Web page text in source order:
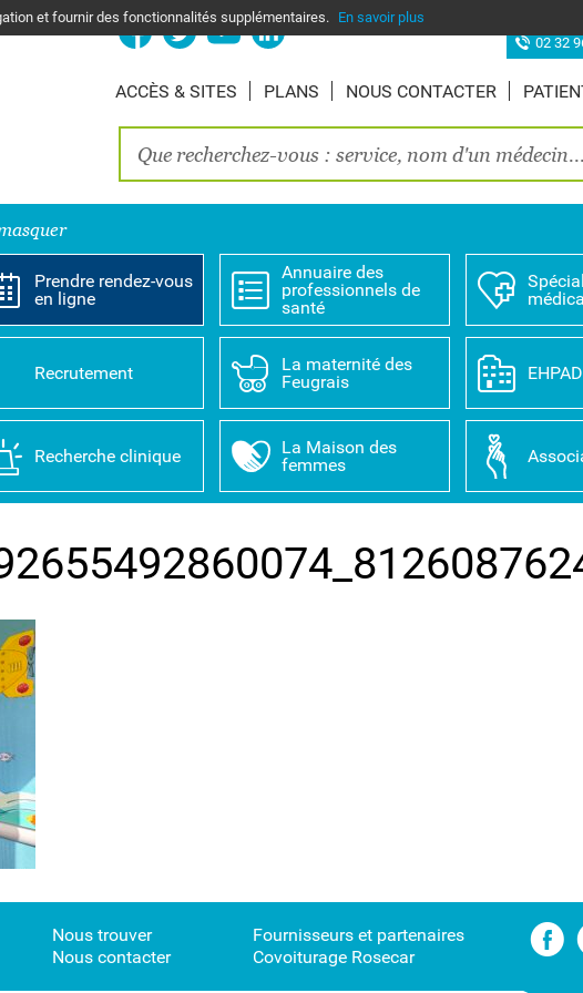
et fournir des fonctionnalités supplémentaires. En savoir plus
02 32
ACCÈS & SITES PLANS NOUS CONTACTER
Prendre rendez-vous
en ligne
Annuaire des
professionnels de
santé
Recrutement
La maternité des
Feugrais
EHPAD
Recherche clinique
La Maison des
femmes
Nous trouver
Fournisseurs et partenaires
Nous contacter Covoiturage Rosecar